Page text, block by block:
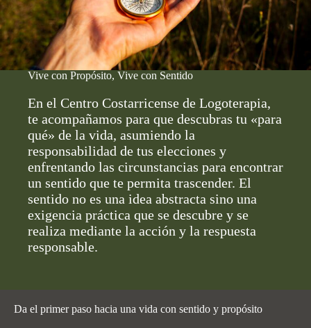
Vive con Propósito, Vive con Sentido
En el Centro Costarricense de Logoterapia,
te acompañamos para que descubras tu «para
qué» de la vida, asumiendo la
responsabilidad de tus elecciones y
enfrentando las circunstancias para encontrar
un sentido que te permita trascender. El
sentido no es una idea abstracta sino una
exigencia práctica que se descubre y se
realiza mediante la acción y la respuesta
responsable.
Da el primer paso hacia una vida con sentido y propósito